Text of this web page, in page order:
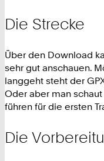
Die Strecke
Über den Download
sehr gut anschauen.
langgeht steht der
Oder aber man
führen für die ersten
Die